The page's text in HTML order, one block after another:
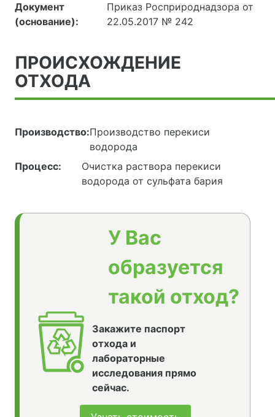
Документ
(основание):
Приказ Росприроднадзора от
22.05.2017 № 242
ПРОИСХОЖДЕНИЕ
ОТХОДА
Производство:Производство перекиси
водорода
Процесс:
Очистка раствора перекиси
водорода от сульфата бария
У Вас
образуется
такой отход?
Закажите паспорт
отхода и
лабораторные
исследования прямо
сейчас.